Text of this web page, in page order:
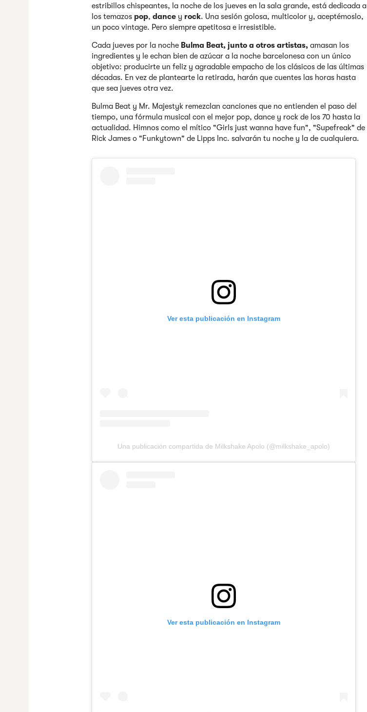
estribillos chispeantes, la noche de los jueves en la sala grande, está dedicada a
los temazos pop,dance y rock. Una sesión golosa, multicolor y, aceptémoslo,
un poco vintage. Pero siempre apetitosa e irresistible.
Cada jueves por la noche Bulma Beat, junto a otros artistas, amasan los
ingredientes y le echan bien de azúcar a la noche barcelonesa con un único
objetivo: producirte un feliz y agradable empacho de los clásicos de las últimas
décadas. En vez de plantearte la retirada, harán que cuentes las horas hasta
que sea jueves otra vez.
Bulma Beat y Mr. Majestyk remezclan canciones que no entienden el paso del
tiempo, una fórmula musical con el mejor pop, dance y rock de los 70 hasta la
actualidad. Himnos como el mítico "Girls just wanna have fun", "Supefreak" de
Rick James o "Funkytown" de Lipps Inc. salvarán tu noche y la de cualquiera.
Ver esta publicación en Instagram
Una publicación compartida de Milkshake Apolo (@milkshake_apolo)
Ver esta publicación en Instagram